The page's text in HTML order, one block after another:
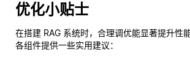
优化小贴士
在搭建 RAG 系统时，合理调优能显著提升性
各组件提供一些实用建议：